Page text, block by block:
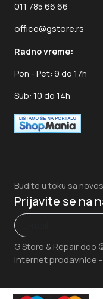
011 785 66 66
office@gstore.rs
Radno vreme:
Pon - Pet: 9 do 17h
Sub: 10 do 14h
G Store & Repair doo
internet prodavnice -
Budite u toku sa
Prijavite se na